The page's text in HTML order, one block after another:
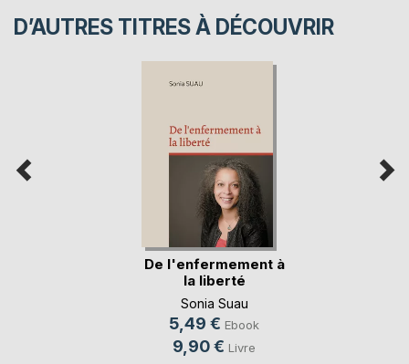
D’AUTRES TITRES À DÉCOUVRIR
De l'enfermement à
la liberté
Sonia Suau
5,49 € Ebook
9,90 € Livre